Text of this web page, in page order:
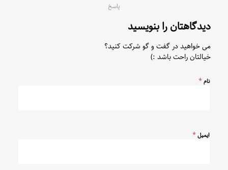
پاسخ
دیدگاهتان را بنویسید
می خواهید در گفت و گو شرکت کنید؟
خیالتان راحت باشد :)
نام*
ایمیل*